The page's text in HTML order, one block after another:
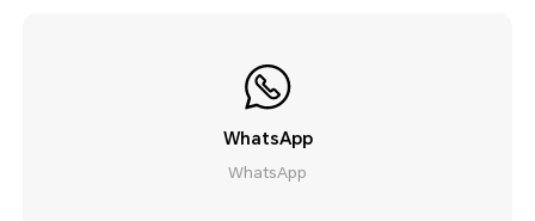
WhatsApp
WhatsApp